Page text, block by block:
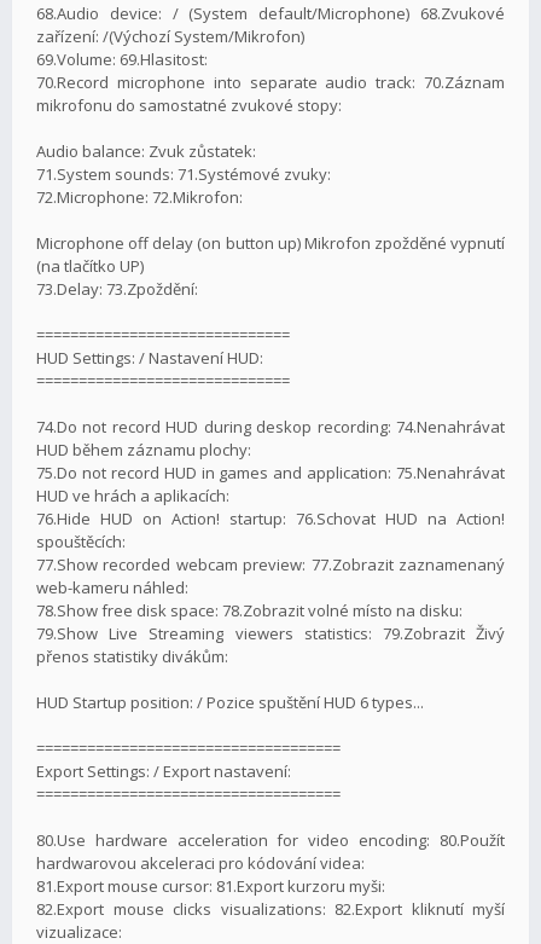
68.Audio device: / (System default/Microphone) 68.Zvukové
zařízení: /(Výchozí System/Mikrofon)
69.Volume: 69.Hlasitost:
70.Record microphone into separate audio track: 70.Záznam
mikrofonu do samostatné zvukové stopy:
Audio balance: Zvuk zůstatek:
71.System sounds: 71.Systémové zvuky:
72.Microphone: 72.Mikrofon:
Microphone off delay (on button up) Mikrofon zpožděné vypnutí
(na tlačítko UP)
73.Delay: 73.Zpoždění:
==============================
HUD Settings: / Nastavení HUD:
==============================
74.Do not record HUD during deskop recording: 74.Nenahrávat
HUD během záznamu plochy:
75.Do not record HUD in games and application: 75.Nenahrávat
HUD ve hrách a aplikacích:
76.Hide HUD on Action! startup: 76.Schovat HUD na Action!
spouštěcích:
77.Show recorded webcam preview: 77.Zobrazit zaznamenaný
web-kameru náhled:
78.Show free disk space: 78.Zobrazit volné místo na disku:
79.Show Live Streaming viewers statistics: 79.Zobrazit Živý
přenos statistiky divákům:
HUD Startup position: / Pozice spuštění HUD 6 types...
====================================
Export Settings: / Export nastavení:
====================================
80.Use hardware acceleration for video encoding: 80.Použít
hardwarovou akceleraci pro kódování videa:
81.Export mouse cursor: 81.Export kurzoru myši:
82.Export mouse clicks visualizations: 82.Export kliknutí myší
vizualizace: